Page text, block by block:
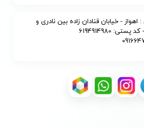
- خیابان قنادان زاده بین نادری و